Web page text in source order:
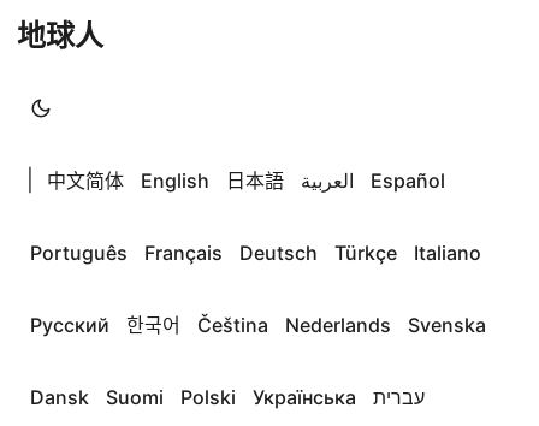
地球人
中文简体 English 日本語 العربية Español
Português Français Deutsch Türkçe Italiano
Русский 한국어 Čeština Nederlands Svenska
Dansk Suomi Polski Українська עברית